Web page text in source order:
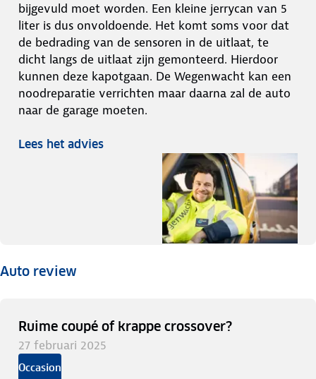
bijgevuld moet worden. Een kleine jerrycan van 5
liter is dus onvoldoende. Het komt soms voor dat
de bedrading van de sensoren in de uitlaat, te
dicht langs de uitlaat zijn gemonteerd. Hierdoor
kunnen deze kapotgaan. De Wegenwacht kan een
noodreparatie verrichten maar daarna zal de auto
naar de garage moeten.
Lees het advies
Auto review
Ruime coupé of krappe crossover?
27 februari 2025
Occasion